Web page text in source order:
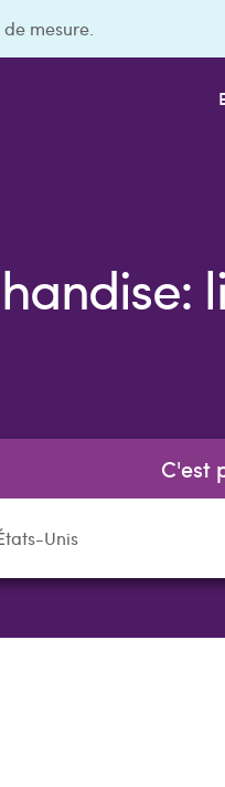
mesure.
C'est
Unis